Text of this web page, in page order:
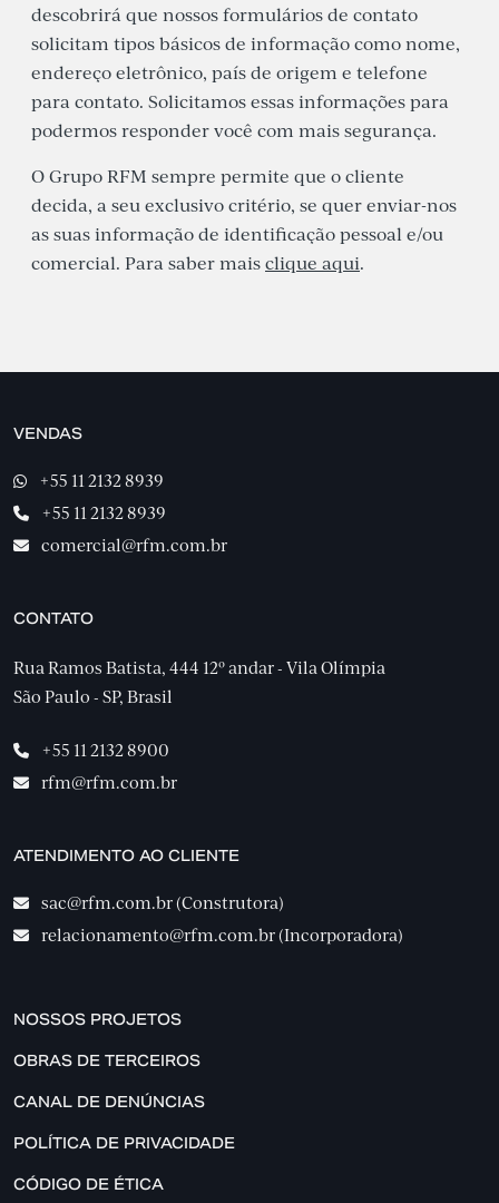
descobrirá que nossos formulários de contato
solicitam tipos básicos de informação como nome,
endereço eletrônico, país de origem e telefone
para contato. Solicitamos essas informações para
podermos responder você com mais segurança.
O Grupo RFM sempre permite que o cliente
decida, a seu exclusivo critério, se quer enviar-nos
as suas informação de identificação pessoal e/ou
comercial. Para saber mais clique aqui.
VENDAS
+55 11 2132 8939
+55 11 2132 8939
comercial@rfm.com.br
CONTATO
Rua Ramos Batista, 444 12º andar - Vila Olímpia
São Paulo - SP, Brasil
+55 11 2132 8900
rfm@rfm.com.br
ATENDIMENTO AO CLIENTE
sac@rfm.com.br (Construtora)
relacionamento@rfm.com.br (Incorporadora)
NOSSOS PROJETOS
OBRAS DE TERCEIROS
CANAL DE DENÚNCIAS
POLÍTICA DE PRIVACIDADE
CÓDIGO DE ÉTICA